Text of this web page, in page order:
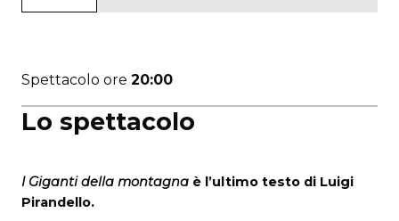
Lo spettacolo
I Giganti della montagna è l’ultimo testo di Luigi
Pirandello.
Spettacolo ore 20:00